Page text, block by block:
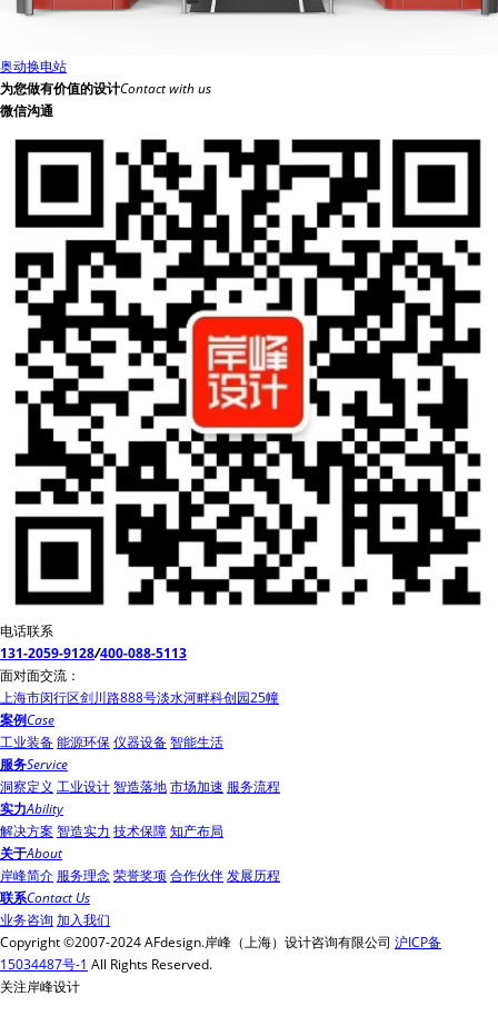
奥动换电站
为您做有价值的设计Contact with us
微信沟通
电话联系
131-2059-9128/400-088-5113
面对面交流：
上海市闵行区剑川路888号淡水河畔科创园25幢
案例Case
工业装备能源环保仪器设备智能生活
服务Service
洞察定义 工业设计智造落地市场加速 服务流程
实力Ability
解决方案 智造实力 技术保障知产布局
关于About
岸峰简介 服务理念荣誉奖项合作伙伴发展历程
联系Contact Us
业务咨询 加入我们
Copyright ©2007-2024 AFdesign.岸峰（上海）设计咨询有限公司 沪ICP备
15034487号-1 All Rights Reserved.
关注岸峰设计